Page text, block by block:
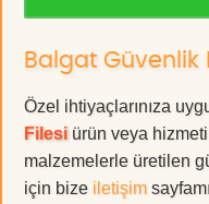
Balgat Güvenlik
Özel ihtiyaçlarınıza
Filesi ürün veya
malzemelerle üretilen
için bize iletişim